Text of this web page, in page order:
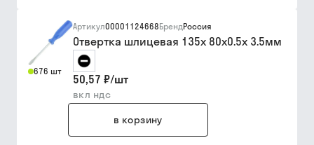
676 шт
Артикул00001124668БрендРоссия
Отвертка шлицевая 135х 80х0.5х 3.5мм
50,57 ₽/шт
вкл ндс
в корзину